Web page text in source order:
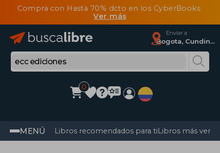
Compra con Hasta 70% dcto en los CyberBooks
Ver más
Enviar a
Bogota, Cundinamarca
0
MENÚ Libros recomendados para tiLibros más